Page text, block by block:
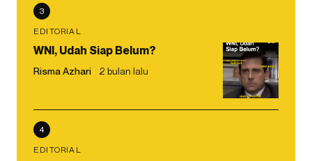
3
EDITORIAL
WNI, Udah Siap Belum?
Risma Azhari 2 bulan lalu
4
EDITORIAL